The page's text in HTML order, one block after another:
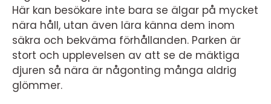
Här kan besökare inte bara se älgar på mycket
nära håll, utan även lära känna dem inom
säkra och bekväma förhållanden. Parken är
stort och upplevelsen av att se de mäktiga
djuren så nära är någonting många aldrig
glömmer.